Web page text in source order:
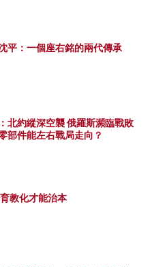
平：一個座右銘的兩代傳承
北約縱深空襲 俄羅斯瀕臨戰敗
部件能左右戰局走向？
教化才能治本